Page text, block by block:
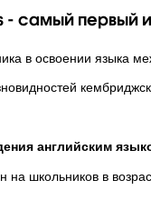
- самый
в освоении языка
английским
на школьников в